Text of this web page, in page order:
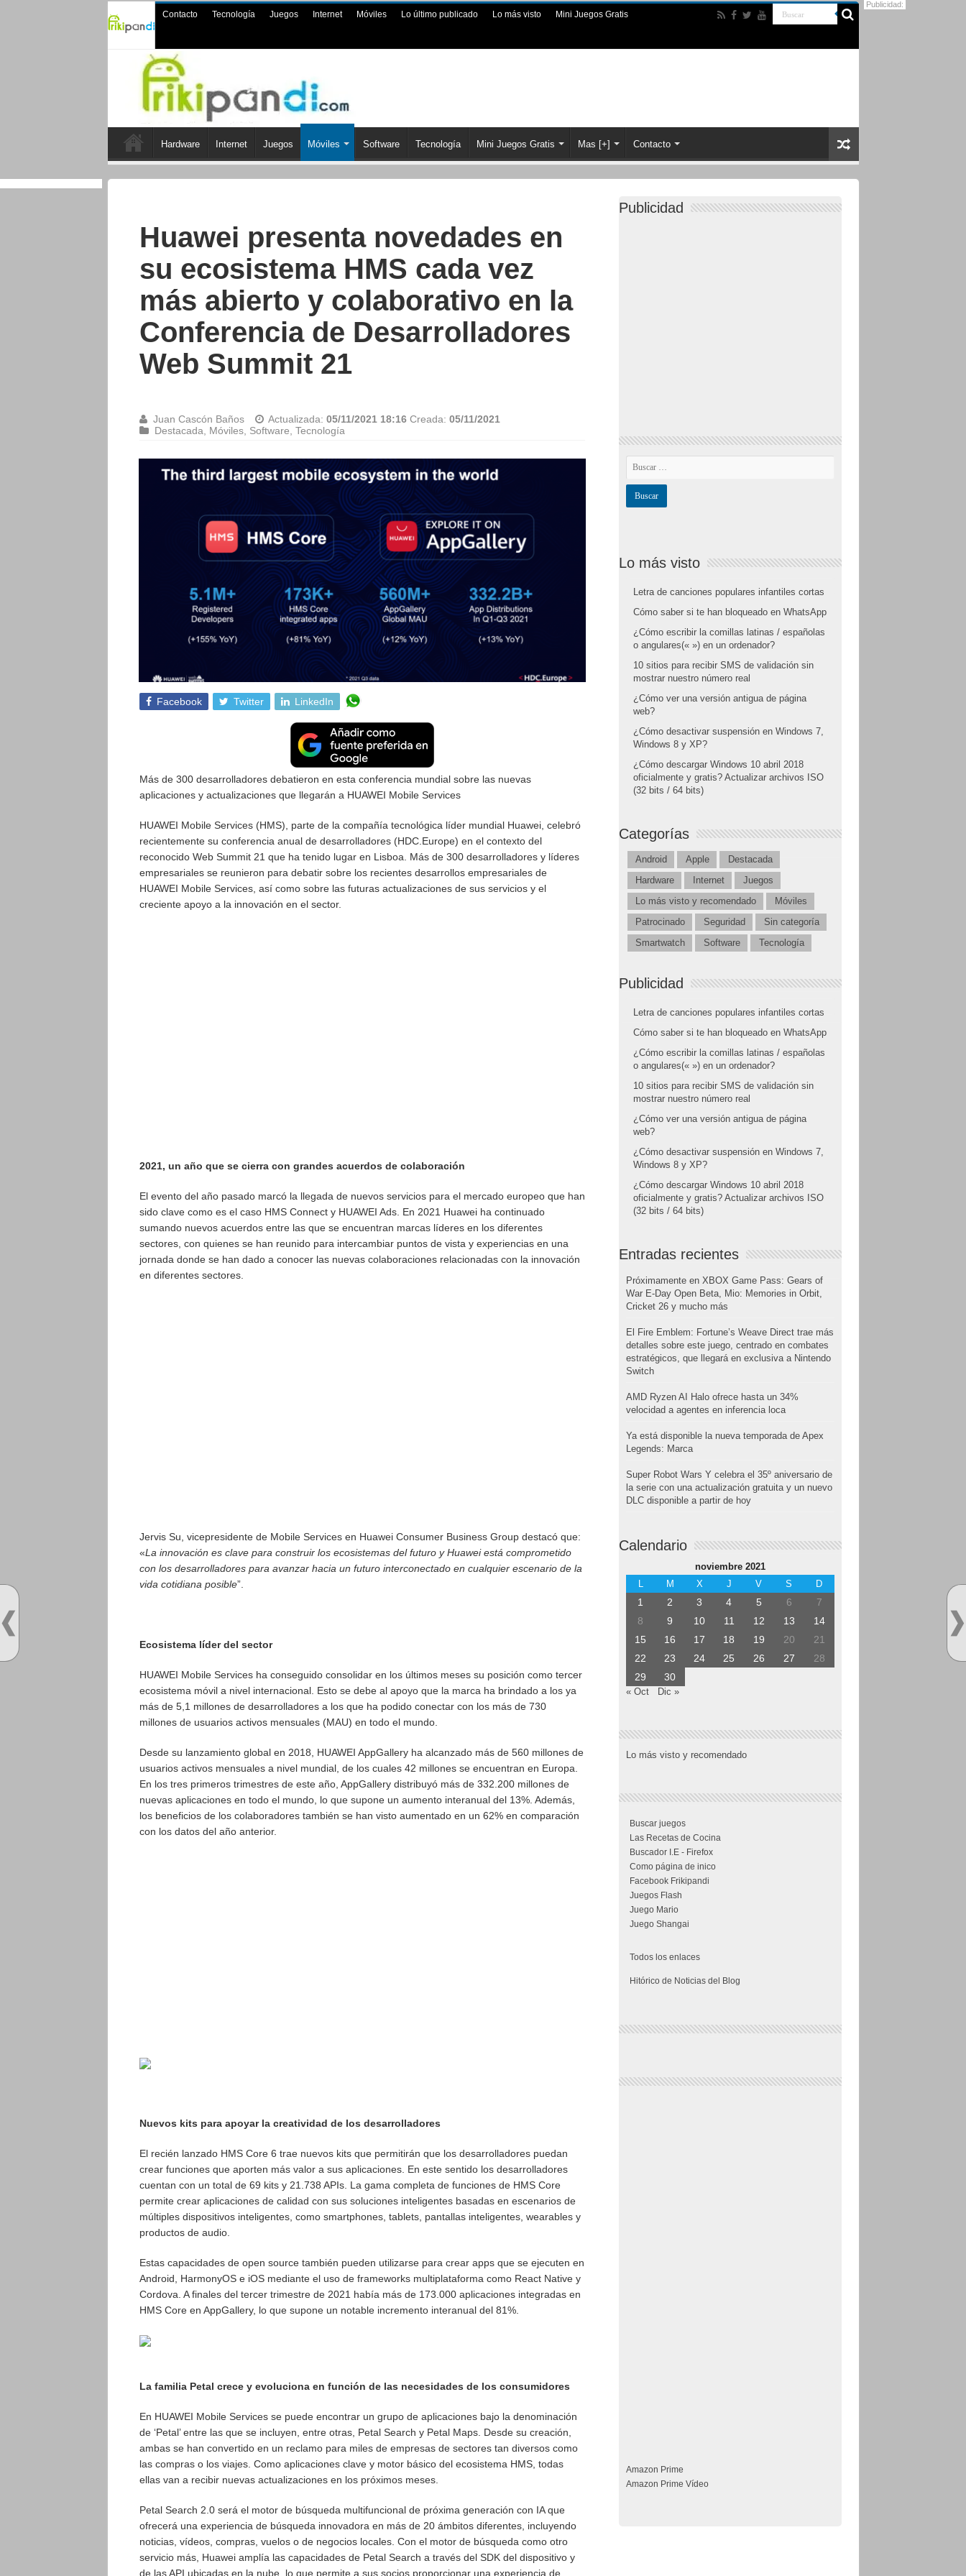
Contacto Tecnología Juegos Internet Móviles Lo último publicado Lo más visto Mini Juegos Gratis
Hardware Internet Juegos Móviles Software Tecnología Mini Juegos Gratis Mas [+] Contacto
Huawei presenta novedades en
su ecosistema HMS cada vez
más abierto y colaborativo en la
Conferencia de Desarrolladores
Web Summit 21
Juan Cascón Baños Actualizada: 05/11/2021 18:16 Creada: 05/11/2021
Destacada
Móviles, Software Tecnología
Facebook Twitter LinkedIn
Más de 300 desarrolladores debatieron en esta conferencia mundial sobre las nuevas
aplicaciones y actualizaciones que llegarán a HUAWEI Mobile Services
HUAWEI Mobile Services (HMS), parte de la compañía tecnológica líder mundial Huawei, celebró
recientemente su conferencia anual de desarrolladores (HDC.Europe) en el contexto del
reconocido Web Summit 21 que ha tenido lugar en Lisboa. Más de 300 desarrolladores y líderes
empresariales se reunieron para debatir sobre los recientes desarrollos empresariales de
HUAWEI Mobile Services, así como sobre las futuras actualizaciones de sus servicios y el
creciente apoyo a la innovación en el sector.
2021, un año que se cierra con grandes acuerdos de colaboración
El evento del año pasado marcó la llegada de nuevos servicios para el mercado europeo que han
sido clave como es el caso HMS Connect y HUAWEI Ads. En 2021 Huawei ha continuado
sumando nuevos acuerdos entre las que se encuentran marcas líderes en los diferentes
sectores, con quienes se han reunido para intercambiar puntos de vista y experiencias en una
jornada donde se han dado a conocer las nuevas colaboraciones relacionadas con la innovación
en diferentes sectores.
Jervis Su, vicepresidente de Mobile Services en Huawei Consumer Business Group destacó que:
«La innovación es clave para construir los ecosistemas del futuro y Huawei está comprometido
con los desarrolladores para avanzar hacia un futuro interconectado en cualquier escenario de la
vida cotidiana posible”.
Ecosistema líder del sector
HUAWEI Mobile Services ha conseguido consolidar en los últimos meses su posición como tercer
ecosistema móvil a nivel internacional. Esto se debe al apoyo que la marca ha brindado a los ya
más de 5,1 millones de desarrolladores a los que ha podido conectar con los más de 730
millones de usuarios activos mensuales (MAU) en todo el mundo.
Desde su lanzamiento global en 2018, HUAWEI AppGallery ha alcanzado más de 560 millones de
usuarios activos mensuales a nivel mundial, de los cuales 42 millones se encuentran en Europa.
En los tres primeros trimestres de este año, AppGallery distribuyó más de 332.200 millones de
nuevas aplicaciones en todo el mundo, lo que supone un aumento interanual del 13%. Además,
los beneficios de los colaboradores también se han visto aumentado en un 62% en comparación
con los datos del año anterior.
Nuevos kits para apoyar la creatividad de los desarrolladores
El recién lanzado HMS Core 6 trae nuevos kits que permitirán que los desarrolladores puedan
crear funciones que aporten más valor a sus aplicaciones. En este sentido los desarrolladores
cuentan con un total de 69 kits y 21.738 APIs. La gama completa de funciones de HMS Core
permite crear aplicaciones de calidad con sus soluciones inteligentes basadas en escenarios de
múltiples dispositivos inteligentes, como smartphones, tablets, pantallas inteligentes, wearables y
productos de audio.
Estas capacidades de open source también pueden utilizarse para crear apps que se ejecuten en
Android, HarmonyOS e iOS mediante el uso de frameworks multiplataforma como React Native y
Cordova. A finales del tercer trimestre de 2021 había más de 173.000 aplicaciones integradas en
HMS Core en AppGallery, lo que supone un notable incremento interanual del 81%.
La familia Petal crece y evoluciona en función de las necesidades de los consumidores
En HUAWEI Mobile Services se puede encontrar un grupo de aplicaciones bajo la denominación
de ‘Petal’ entre las que se incluyen, entre otras, Petal Search y Petal Maps. Desde su creación,
ambas se han convertido en un reclamo para miles de empresas de sectores tan diversos como
las compras o los viajes. Como aplicaciones clave y motor básico del ecosistema HMS, todas
ellas van a recibir nuevas actualizaciones en los próximos meses.
Petal Search 2.0 será el motor de búsqueda multifuncional de próxima generación con IA que
ofrecerá una experiencia de búsqueda innovadora en más de 20 ámbitos diferentes, incluyendo
noticias, vídeos, compras, vuelos o de negocios locales. Con el motor de búsqueda como otro
servicio más, Huawei amplía las capacidades de Petal Search a través del SDK del dispositivo y
de las API ubicadas en la nube, lo que permite a sus socios proporcionar una experiencia de
Publicidad
Lo más visto
Letra de canciones populares infantiles cortas
Cómo saber si te han bloqueado en WhatsApp
¿Cómo escribir la comillas latinas / españolas
o angulares(« ») en un ordenador?
10 sitios para recibir SMS de validación sin
mostrar nuestro número real
¿Cómo ver una versión antigua de página
web?
¿Cómo desactivar suspensión en Windows 7,
Windows 8 y XP?
¿Cómo descargar Windows 10 abril 2018
oficialmente y gratis? Actualizar archivos ISO
(32 bits / 64 bits)
Categorías
Android Apple
Destacada
Hardware
Internet
Juegos
Lo más visto y recomendado
Móviles
Patrocinado
Seguridad
Sin categoría
Smartwatch
Software Tecnología
Publicidad
Letra de canciones populares infantiles cortas
Cómo saber si te han bloqueado en WhatsApp
¿Cómo escribir la comillas latinas / españolas
o angulares(« ») en un ordenador?
10 sitios para recibir SMS de validación sin
mostrar nuestro número real
¿Cómo ver una versión antigua de página
web?
¿Cómo desactivar suspensión en Windows 7,
Windows 8 y XP?
¿Cómo descargar Windows 10 abril 2018
oficialmente y gratis? Actualizar archivos ISO
(32 bits / 64 bits)
Entradas recientes
Próximamente en XBOX Game Pass: Gears of
War E-Day Open Beta, Mio: Memories in Orbit,
Cricket 26 y mucho más
El Fire Emblem: Fortune’s Weave Direct trae más
detalles sobre este juego, centrado en combates
estratégicos, que llegará en exclusiva a Nintendo
Switch
AMD Ryzen AI Halo ofrece hasta un 34%
velocidad a agentes en inferencia loca
Ya está disponible la nueva temporada de Apex
Legends: Marca
Super Robot Wars Y celebra el 35º aniversario de
la serie con una actualización gratuita y un nuevo
DLC disponible a partir de hoy
Calendario
noviembre 2021
L
M X J V S D
1 2 3 4 5 6
7
8
9 10 11 12 13
14
15
16 17 18 19 20
21
22
23 24 25 26 27
28
29
30
« Oct Dic »
Lo más visto y recomendado
Buscar juegos
Las Recetas de Cocina
Buscador I.E - Firefox
Como página de inico
Facebook Frikipandi
Juegos Flash
Juego Mario
Juego Shangai
Todos los enlaces
Hitórico de Noticias del Blog
Publicidad:
Amazon Prime
Amazon Prime Vídeo